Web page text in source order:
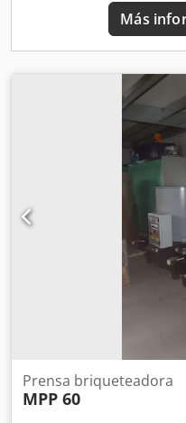
solo eje con paletas
mantos adicionales para
Más
Prensa briqueteadora
MPP 60